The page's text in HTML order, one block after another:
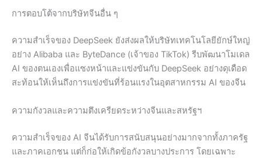
การตอบโต้จากบริษัทจีนอื่น ๆ
ความสำเร็จของ DeepSeek ยังส่งผลให้บริษัทเทคโนโลยียักษ์ใหญ่
อย่าง Alibaba และ ByteDance (เจ้าของ TikTok) รีบพัฒนาโมเดล
AI ของตนเองเพื่อแซงหน้าและแข่งขันกับ DeepSeek อย่างดุเดือด
สะท้อนให้เห็นถึงการแข่งขันที่ร้อนแรงในอุตสาหกรรม AI ของจีน
ความกังวลและความตึงเครียดระหว่างจีนและสหรัฐฯ
ความสำเร็จของ AI จีนได้รับการสนับสนุนอย่างมากจากทั้งภาครัฐ
และภาคเอกชน แต่ก็ก่อให้เกิดข้อกังวลบางประการ โดยเฉพาะ